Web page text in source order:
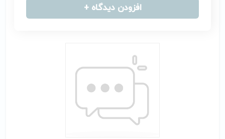
افزودن دیدگاه +